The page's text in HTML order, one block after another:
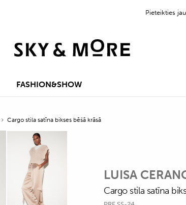
Pieteikties
FASHION&SHOW
Cargo stila satīna bikses bēšā krāsā
LUISA
Cargo stila satīna